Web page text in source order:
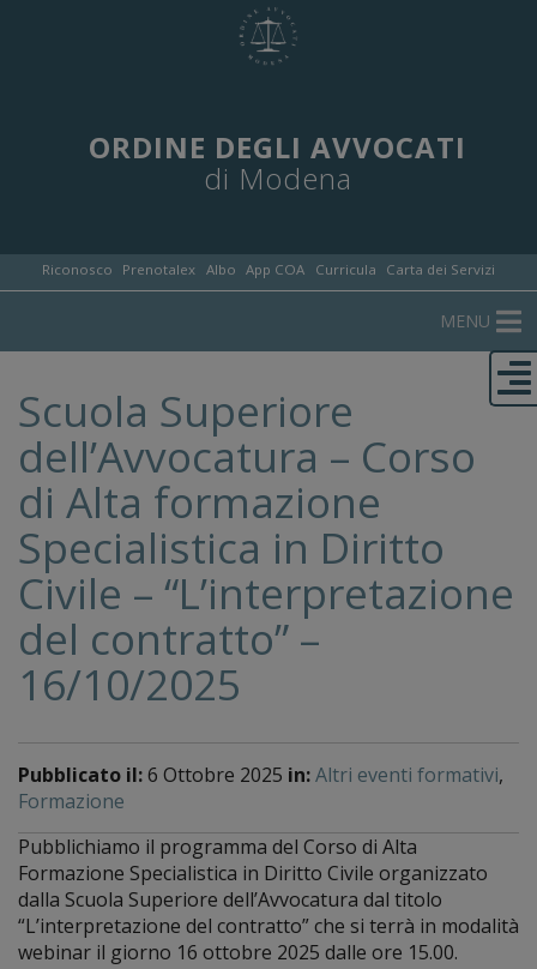
ORDINE DEGLI AVVOCATI
di Modena
Riconosco Prenotalex Albo App COA Curricula Carta dei Servizi
MENU
Scuola Superiore
dell’Avvocatura – Corso
di Alta formazione
Specialistica in Diritto
Civile – “L’interpretazione
del contratto” –
16/10/2025
Pubblicato il:6 Ottobre 2025 in:Altri eventi formativi,
Formazione
Pubblichiamo il programma del Corso di Alta
Formazione Specialistica in Diritto Civile organizzato
dalla Scuola Superiore dell’Avvocatura dal titolo
“L’interpretazione del contratto” che si terrà in modalità
webinar il giorno 16 ottobre 2025 dalle ore 15.00.